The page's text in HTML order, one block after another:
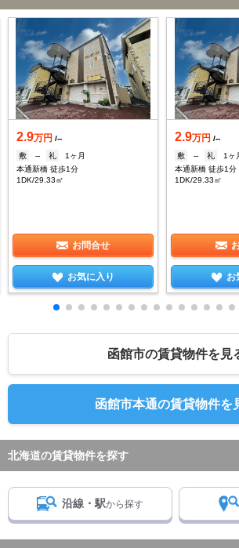
2.9万円 /--
敷
-- 礼
1ヶ月
本通新橋 徒歩1分
1DK/29.33㎡
お問合せ
お気に入り
2.9万円 /--
敷
-- 礼
1ヶ
本通新橋 徒歩1分
1DK/29.33㎡
お
函館市の賃貸物件を見
函館市本通の賃貸物件を
北海道の賃貸物件を探す
沿線・駅から探す